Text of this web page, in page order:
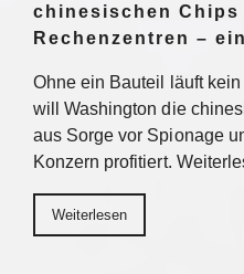
chinesischen Chips
Rechenzentren –
Ohne ein Bauteil läuft
will Washington die
aus Sorge vor Spionage
Konzern profitiert.
Weiterlesen